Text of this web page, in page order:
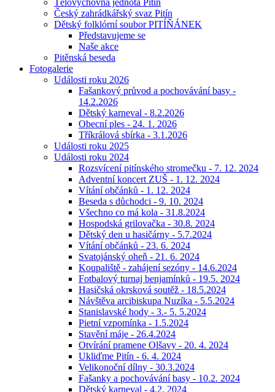
Tělovýchovná jednota Pitín
Český zahrádkářský svaz Pitín
Dětský folklórní soubor PITÍŇÁNEK
Představujeme se
Naše akce
Pitěnská beseda
Fotogalerie
Události roku 2026
Fašankový průvod a pochovávání basy -
14.2.2026
Dětský karneval - 8.2.2026
Obecní ples - 24. 1. 2026
Tříkrálová sbírka - 3.1.2026
Události roku 2025
Události roku 2024
Rozsvícení pitínského stromečku - 7. 12. 2024
Adventní koncert ZUŠ - 1. 12. 2024
Vítání občánků - 1. 12. 2024
Beseda s důchodci - 9. 10. 2024
Všechno co má kola - 31.8.2024
Hospodská grilovačka - 30.8. 2024
Dětský den u hasičárny - 5.7.2024
Vítání občánků - 23. 6. 2024
Svatojánský oheň - 21. 6. 2024
Koupaliště - zahájení sezóny - 14.6.2024
Fotbalový turnaj benjamínků - 19.5. 2024
Hasičská okrsková soutěž - 18.5.2024
Návštěva arcibiskupa Nuzíka - 5.5.2024
Stanislavské hody - 3.- 5. 5.2024
Pietní vzpomínka - 1.5.2024
Stavění máje - 26.4.2024
Otvírání pramene Olšavy - 20. 4. 2024
Ukliďme Pitín - 6. 4. 2024
Velikonoční dílny - 30.3.2024
Fašanky a pochovávání basy - 10.2. 2024
Dětský karneval - 4.2. 2024